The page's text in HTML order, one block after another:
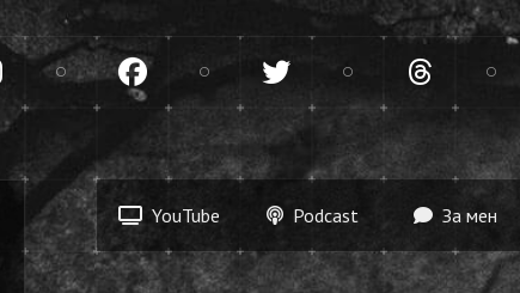
Instagram Facebook Twitter Threads
YouTube Podcast За мен